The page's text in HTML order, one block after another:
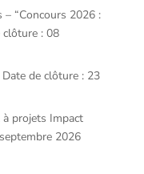
“Concours 2026 :
clôture : 08
de clôture : 23
projets Impact
2026